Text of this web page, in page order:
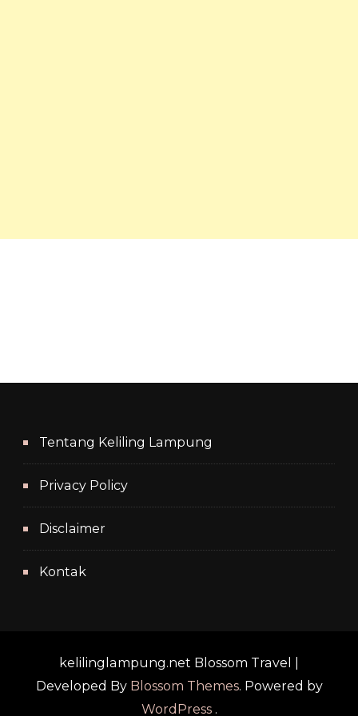
Tentang Keliling Lampung
Privacy Policy
Disclaimer
Kontak
kelilinglampung.net Blossom Travel |
Developed By Blossom Themes. Powered by
WordPress.